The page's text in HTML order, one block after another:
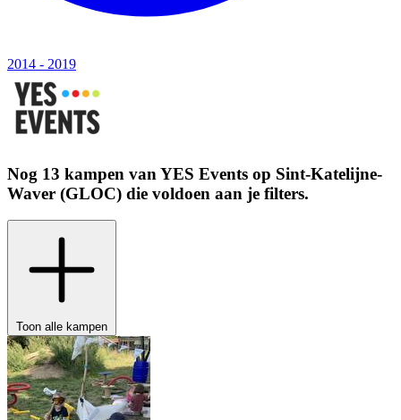
2014 - 2019
Nog 13 kampen van YES Events op Sint-Katelijne-
Waver (GLOC) die voldoen aan je filters.
Toon alle kampen